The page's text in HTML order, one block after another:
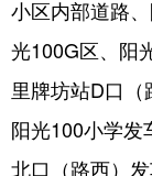
English
Русский
Deutsch
小区内部道路
光100G区、阳
里牌坊站D口（
阳光100小学发
北口（路西）